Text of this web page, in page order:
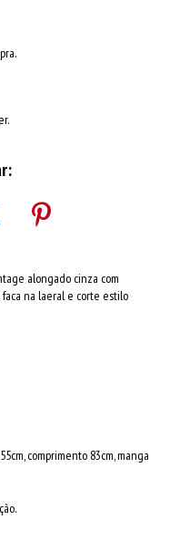
alongado cinza com
faca na laeral e corte estilo
comprimento 83cm, manga